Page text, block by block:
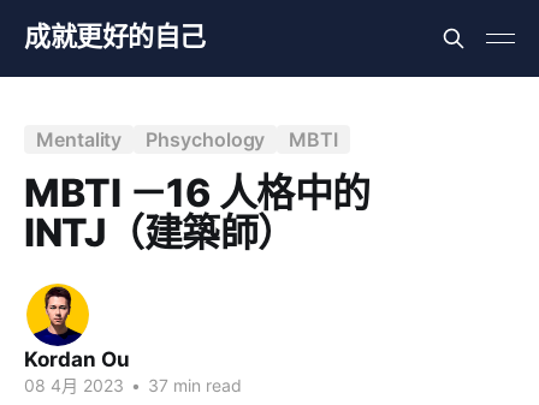
成就更好的自己
Mentality Phsychology MBTI
MBTI －16 人格中的
INTJ（建築師）
Kordan Ou
08 4月 2023 • 37 min read